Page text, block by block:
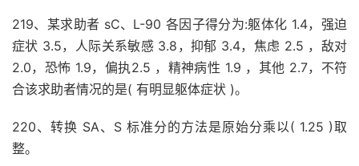
219、某求助者 sC、L-90 各因子得分为:躯体化 1.4，强迫
症状 3.5，人际关系敏感 3.8，抑郁 3.4，焦虑 2.5 ，敌对
2.0，恐怖 1.9，偏执2.5 ，精神病性 1.9 ，其他 2.7，不符
合该求助者情况的是( 有明显躯体症状 )。
220、转换 SA、S 标准分的方法是原始分乘以( 1.25 )取
整。